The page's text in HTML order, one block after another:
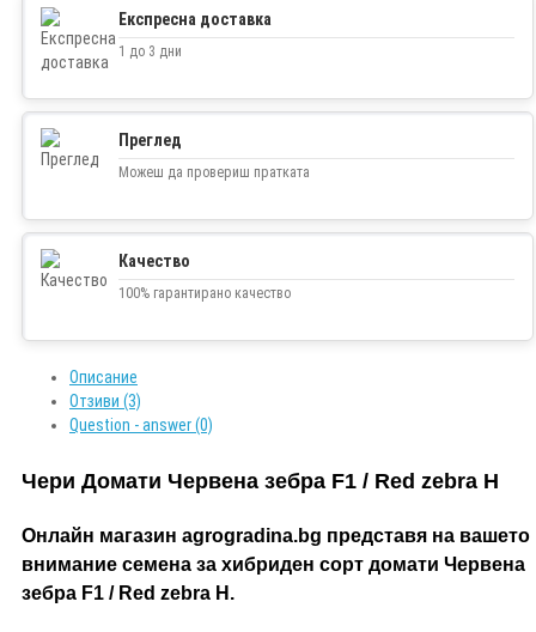
Експресна доставка
1 до 3 дни
Преглед
Можеш да провериш пратката
Качество
100% гарантирано качество
Описание
Отзиви (3)
Question - answer (0)
Чери Домати Червена зебра F1 / Red zebra H
Онлайн магазин agrogradina.bg представя на вашето
внимание семена за хибриден сорт домати Червена
зебра F1 / Red zebra H.